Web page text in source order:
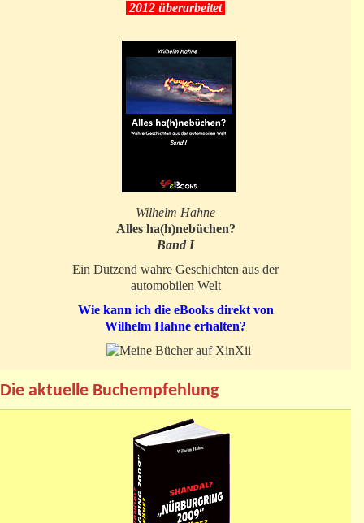
2012 überarbeitet
Wilhelm Hahne
Alles ha(h)nebüchen?
Band I
Ein Dutzend wahre Geschichten aus der
automobilen Welt
Wie kann ich die eBooks direkt von
Wilhelm Hahne erhalten?
Die aktuelle Buchempfehlung